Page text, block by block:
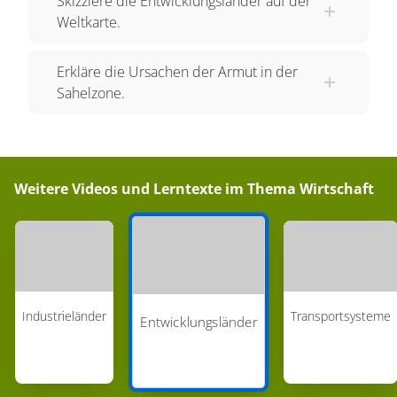
lebensnotwendige Dinge aus. „Mit dem wenigen
leisten, Brot, Milch oder Eier zu kaufen – oh, Eier
sind etwas ganz Besonderes, aber
Nahrung leisten, wodurch diese Menschen
unterernährt sind und dann zu krank sind, um zu
werden, um Straßen oder Schulen zu bauen und
dafür mit Essen bezahlt werden. Dadurch werden
Weltkarte.
Erkläre die Ursachen der Armut in der
Sahelzone.
Weitere Videos und Lerntexte im Thema Wirtschaft
Industrieländer Entwicklungsländer Transportsysteme